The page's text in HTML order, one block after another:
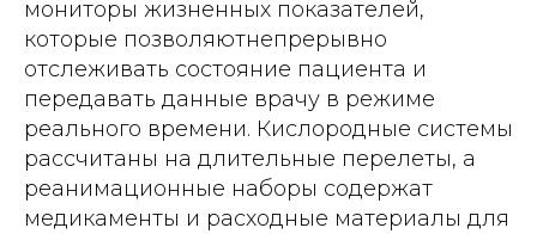
мониторы жизненных показателей,
которые позволяютнепрерывно
отслеживать состояние пациента и
передавать данные врачу в режиме
реального времени. Кислородные системы
рассчитаны на длительные перелеты, а
реанимационные наборы содержат
медикаменты и расходные материалы для